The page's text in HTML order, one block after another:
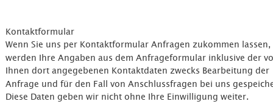
Kontaktformular
Wenn Sie uns per Kontaktformular Anfragen zukommen lassen,
werden Ihre Angaben aus dem Anfrageformular inklusive der
Ihnen dort angegebenen Kontaktdaten zwecks Bearbeitung der
Anfrage und für den Fall von Anschlussfragen bei uns
Diese Daten geben wir nicht ohne Ihre Einwilligung weiter.